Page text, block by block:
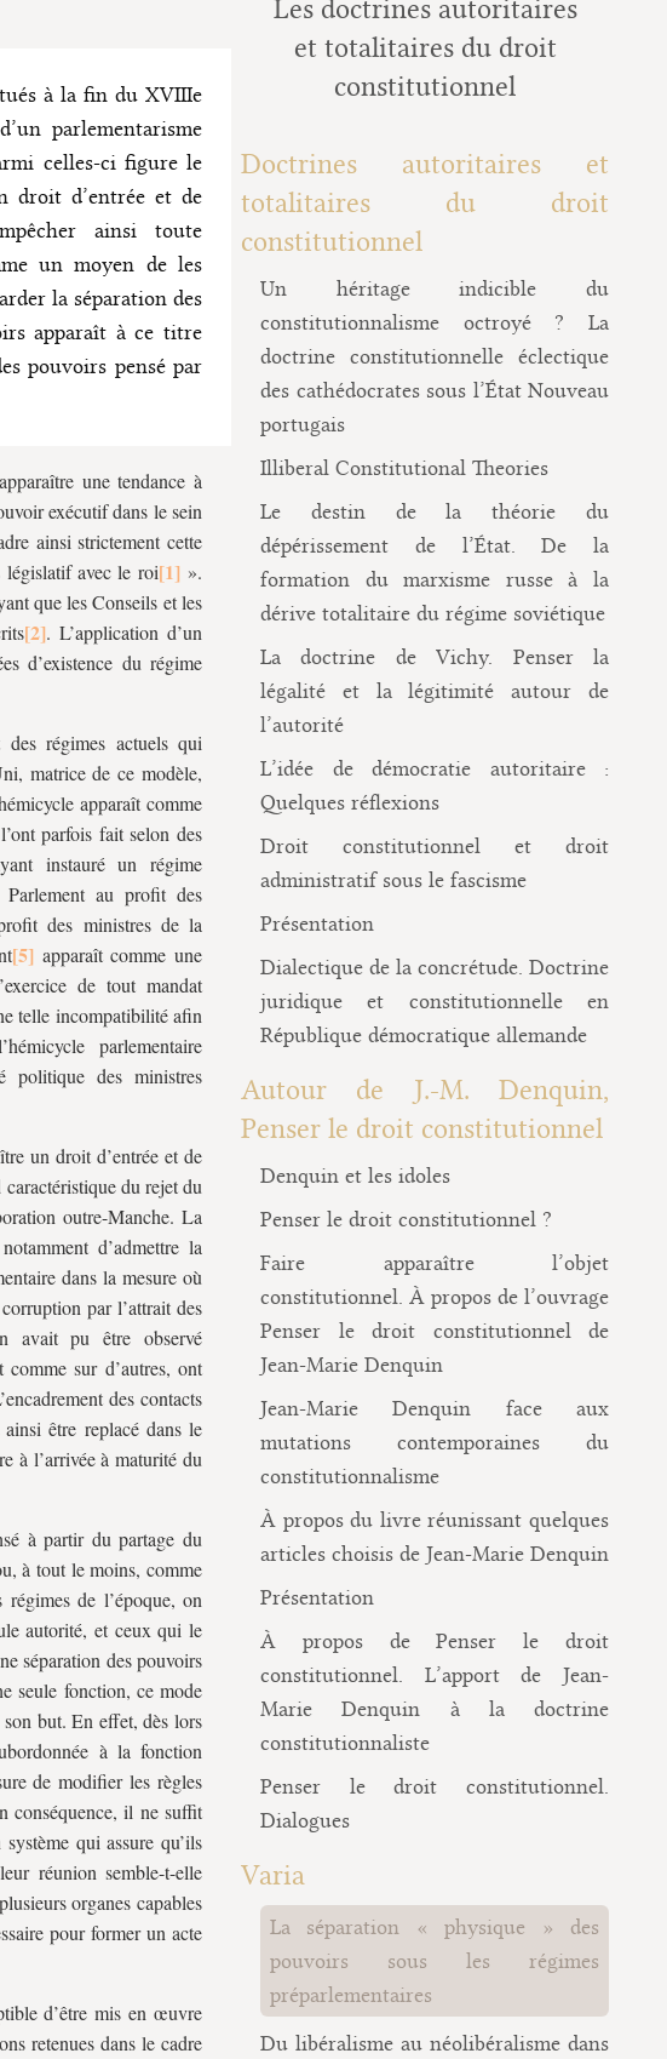
à la fin du XVIIIe
parlementarisme
celles-ci figure le
droit d’entrée et de
ainsi toute
un moyen de les
la séparation des
apparaît à ce titre
pouvoirs pensé par
une tendance à
exécutif dans le sein
ainsi strictement cette
législatif avec le roi
».
que les Conseils et les
. L’application d’un
d’existence du régime
régimes actuels qui
matrice de ce modèle,
apparaît comme
parfois fait selon des
instauré un régime
Parlement au profit des
des ministres de la
apparaît comme une
de tout mandat
telle incompatibilité afin
parlementaire
politique des ministres
un droit d’entrée et de
du rejet du
outre-Manche. La
d’admettre la
dans la mesure où
par l’attrait des
avait pu être observé
sur d’autres, ont
des contacts
être replacé dans le
à l’arrivée à maturité du
à partir du partage du
à tout le moins, comme
de l’époque, on
autorité, et ceux qui le
séparation des pouvoirs
seule fonction, ce mode
son but. En effet, dès lors
à la fonction
de modifier les règles
conséquence, il ne suffit
qui assure qu’ils
réunion semble-t-elle
organes capables
pour former un acte
d’être mis en œuvre
retenues dans le cadre
Les doctrines autoritaires
et totalitaires du droit
constitutionnel
Doctrines autoritaires et
totalitaires du droit
constitutionnel
Un héritage indicible du
constitutionnalisme octroyé ? La
doctrine constitutionnelle éclectique
des cathédocrates sous l’État Nouveau
portugais
Illiberal Constitutional Theories
Le destin de la théorie du
dépérissement de l’État. De la
formation du marxisme russe à la
dérive totalitaire du régime soviétique
La doctrine de Vichy. Penser la
légalité et la légitimité autour de
l’autorité
L’idée de démocratie autoritaire :
Quelques réflexions
Droit constitutionnel et droit
administratif sous le fascisme
Présentation
Dialectique de la concrétude. Doctrine
juridique et constitutionnelle en
République démocratique allemande
Autour de J.-M. Denquin,
Penser le droit constitutionnel
Denquin et les idoles
Penser le droit constitutionnel ?
Faire apparaître l’objet
constitutionnel. À propos de l’ouvrage
Penser le droit constitutionnel de
Jean-Marie Denquin
Jean-Marie Denquin face aux
mutations contemporaines du
constitutionnalisme
À propos du livre réunissant quelques
articles choisis de Jean-Marie Denquin
Présentation
À propos de Penser le droit
constitutionnel. L’apport de Jean-
Marie Denquin à la doctrine
constitutionnaliste
Penser le droit constitutionnel.
Dialogues
Varia
La séparation « physique » des
pouvoirs sous les régimes
préparlementaires
Du libéralisme au néolibéralisme dans